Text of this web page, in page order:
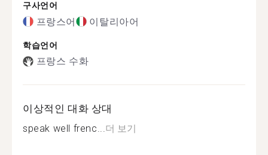
구사언어
프랑스어 이탈리아어
학습언어
프랑스 수화
이상적인 대화 상대
speak well frenc...더 보기